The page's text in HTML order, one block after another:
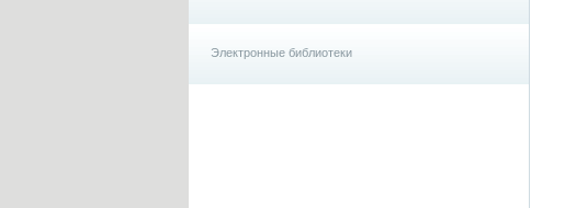
Электронные библиотеки